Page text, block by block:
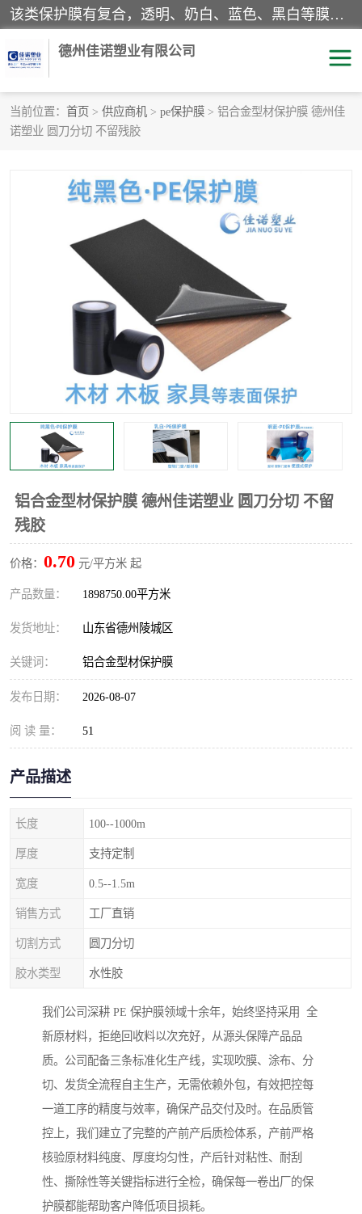
该类保护膜有复合，透明、奶白、蓝色、黑白等膜型。特高粘，高粘，中高粘，中粘，中低粘，低粘等。对于不同的粘力要求有相应的产品相适配。无胶渍残留污染。在较宽的收卷幅度下平整无皱纹，收卷长度大，利于机械化及自动化施工粘贴。为您的产品提供的表面保护解决方案。 产品广泛适用于：铝材、不锈钢、金属、塑料、电子、家电、家具、玻璃、化工材料、装饰材料等。
德州佳诺塑业有限公司
当前位置： 首页 > 供应商机 > pe保护膜 > 铝合金型材保护膜 德州佳
诺塑业 圆刀分切 不留残胶
铝合金型材保护膜 德州佳诺塑业 圆刀分切 不留
残胶
价格： 0.70 元/平方米 起
产品数量： 1898750.00平方米
发货地址： 山东省德州陵城区
关键词： 铝合金型材保护膜
发布日期： 2026-08-07
阅 读 量： 51
产品描述
长度 100--1000m
厚度 支持定制
宽度 0.5--1.5m
销售方式 工厂直销
切割方式 圆刀分切
胶水类型 水性胶
我们公司深耕 PE 保护膜领域十余年，始终坚持采用 全
新原材料，拒绝回收料以次充好，从源头保障产品品
质。公司配备三条标准化生产线，实现吹膜、涂布、分
切、发货全流程自主生产，无需依赖外包，有效把控每
一道工序的精度与效率，确保产品交付及时。在品质管
控上，我们建立了完整的产前产后质检体系，产前严格
核验原材料纯度、厚度均匀性，产后针对粘性、耐刮
性、撕除性等关键指标进行全检，确保每一卷出厂的保
护膜都能帮助客户降低项目损耗。
pe保护膜
地毯保护膜 家具保护膜
透明保护膜
黑白保护膜 乳白保护膜
明蓝保护膜 纯黑保护膜
印字保护膜 彩钢板保护膜
不绣钢板保护膜
不锈钢板保护膜 一次性隔离膜